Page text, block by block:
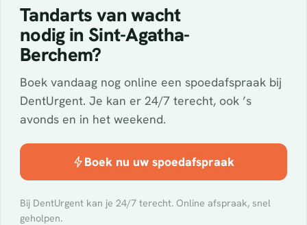
Tandarts van wacht
nodig in Sint-Agatha-
Berchem?
Boek vandaag nog online een spoedafspraak bij
DentUrgent. Je kan er 24/7 terecht, ook ’s
avonds en in het weekend.
Boek nu uw spoedafspraak
Bij DentUrgent kan je 24/7 terecht. Online afspraak, snel
geholpen.